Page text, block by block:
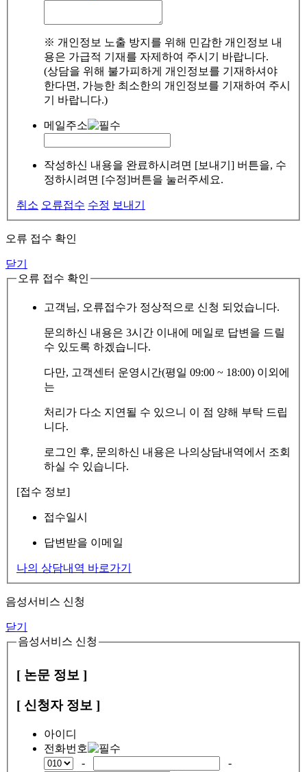
※ 개인정보 노출 방지를 위해 민감한 개인정보 내
용은 가급적 기재를 자제하여 주시기 바랍니다.
(상담을 위해 불가피하게 개인정보를 기재하셔야
한다면, 가능한 최소한의 개인정보를 기재하여 주시
기 바랍니다.)
메일주소
작성하신 내용을 완료하시려면 [보내기] 버튼을, 수
정하시려면 [수정]버튼을 눌러주세요.
취소 오류접수 수정 보내기
오류 접수 확인
닫기
오류 접수 확인
고객님, 오류접수가 정상적으로 신청 되었습니다.
문의하신 내용은 3시간 이내에 메일로 답변을 드릴
수 있도록 하겠습니다.
다만, 고객센터 운영시간(평일 09:00 ~ 18:00) 이외에
는
처리가 다소 지연될 수 있으니 이 점 양해 부탁 드립
니다.
로그인 후, 문의하신 내용은 나의상담내역에서 조회
하실 수 있습니다.
[접수 정보]
접수일시
답변받을 이메일
나의 상담내역 바로가기
음성서비스 신청
닫기
음성서비스 신청
[ 논문 정보 ]
[ 신청자 정보 ]
아이디
전화번호
-
-